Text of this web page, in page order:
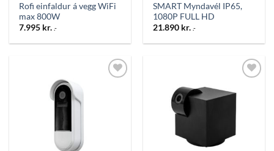
Rofi einfaldur á vegg WiFi
max 800W
7.995 kr. .-
SMART Myndavél IP65,
1080P FULL HD
21.890 kr. .-